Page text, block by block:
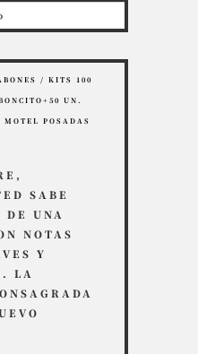
/ KITS 100
UN.
POSADAS
SABE
DE UNA
NOTAS
Y
LA